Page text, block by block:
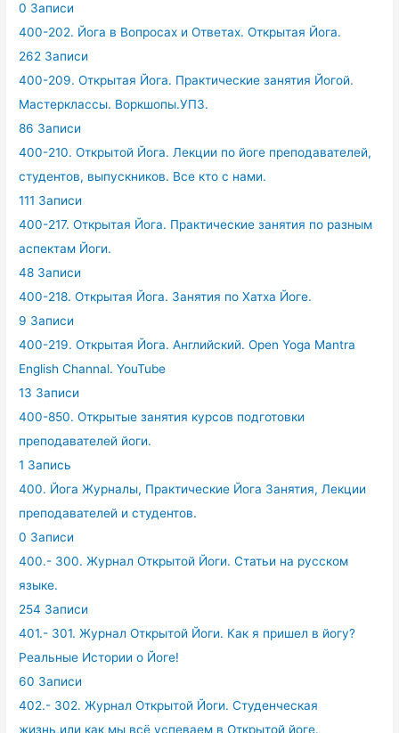
0 Записи
400-202. Йога в Вопросах и Ответах. Открытая Йога.
262 Записи
400-209. Открытая Йога. Практические занятия Йогой.
Мастерклассы. Воркшопы.УПЗ.
86 Записи
400-210. Открытой Йога. Лекции по йоге преподавателей,
студентов, выпускников. Все кто с нами.
111 Записи
400-217. Открытая Йога. Практические занятия по разным
аспектам Йоги.
48 Записи
400-218. Открытая Йога. Занятия по Хатха Йоге.
9 Записи
400-219. Открытая Йога. Английский. Open Yoga Mantra
English Channal. YouTube
13 Записи
400-850. Открытые занятия курсов подготовки
преподавателей йоги.
1 Запись
400. Йога Журналы, Практические Йога Занятия, Лекции
преподавателей и студентов.
0 Записи
400.- 300. Журнал Открытой Йоги. Статьи на русском
языке.
254 Записи
401.- 301. Журнал Открытой Йоги. Как я пришел в йогу?
Реальные Истории о Йоге!
60 Записи
402.- 302. Журнал Открытой Йоги. Студенческая
жизнь,или как мы всё успеваем в Открытой йоге.